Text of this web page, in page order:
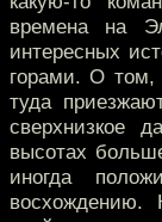
времена на
интересных
горами. О том,
туда
сверхнизкое
высотах
иногда